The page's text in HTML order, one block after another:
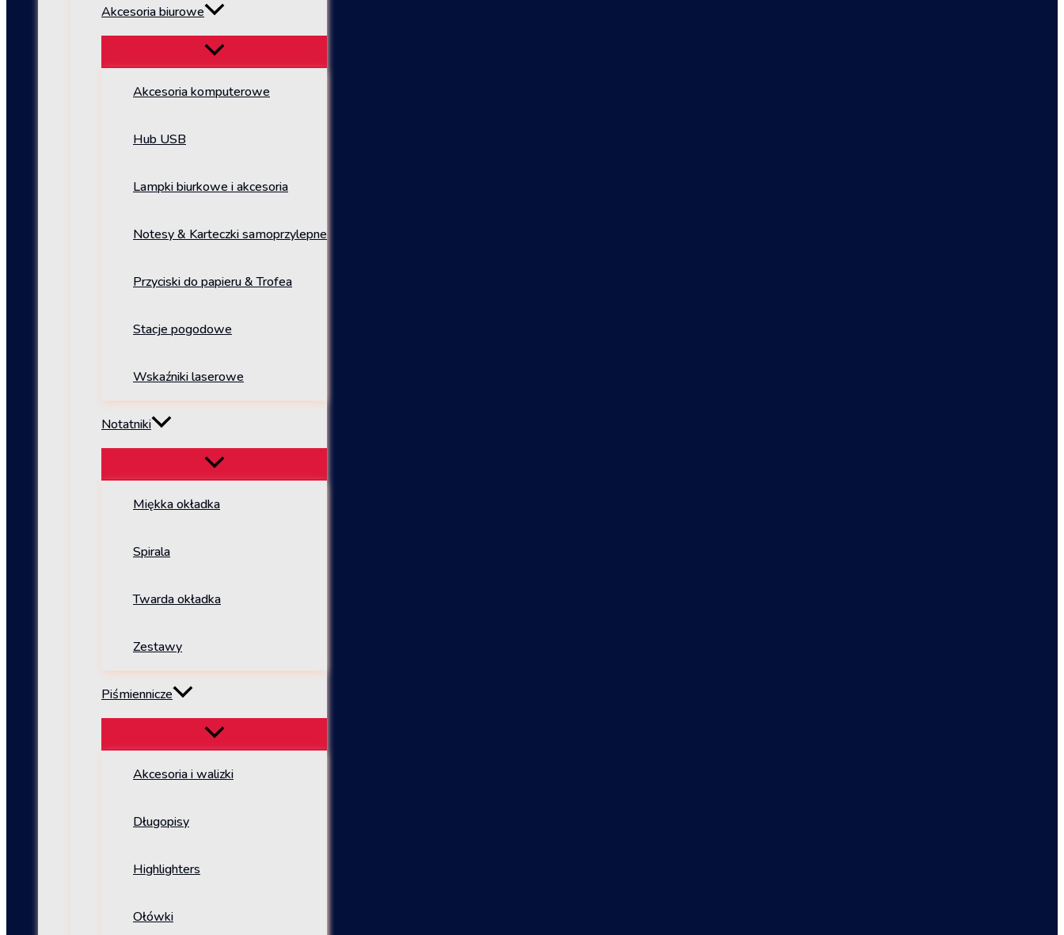
Akcesoria biurowe
Akcesoria komputerowe
Hub USB
Lampki biurkowe i akcesoria
Notesy & Karteczki samoprzylepne
Przyciski do papieru & Trofea
Stacje pogodowe
Wskaźniki laserowe
Notatniki
Miękka okładka
Spirala
Twarda okładka
Zestawy
Piśmiennicze
Akcesoria i walizki
Długopisy
Highlighters
Ołówki